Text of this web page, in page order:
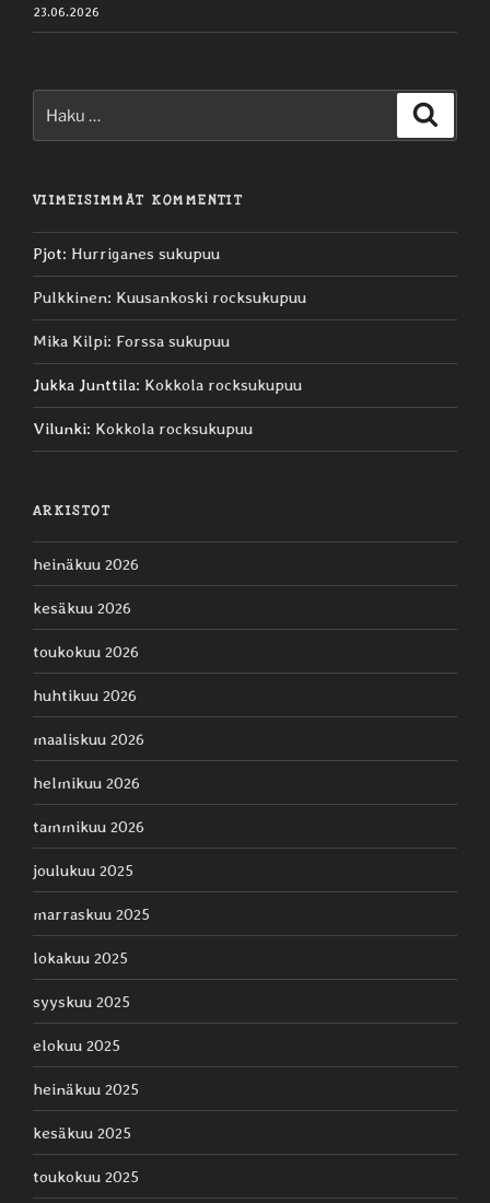
23.06.2026
VIIMEISIMMÄT KOMMENTIT
Pjot: Hurriganes sukupuu
Pulkkinen: Kuusankoski rocksukupuu
Mika Kilpi: Forssa sukupuu
Jukka Junttila: Kokkola rocksukupuu
Vilunki: Kokkola rocksukupuu
ARKISTOT
heinäkuu 2026
kesäkuu 2026
toukokuu 2026
huhtikuu 2026
maaliskuu 2026
helmikuu 2026
tammikuu 2026
joulukuu 2025
marraskuu 2025
lokakuu 2025
syyskuu 2025
elokuu 2025
heinäkuu 2025
kesäkuu 2025
toukokuu 2025